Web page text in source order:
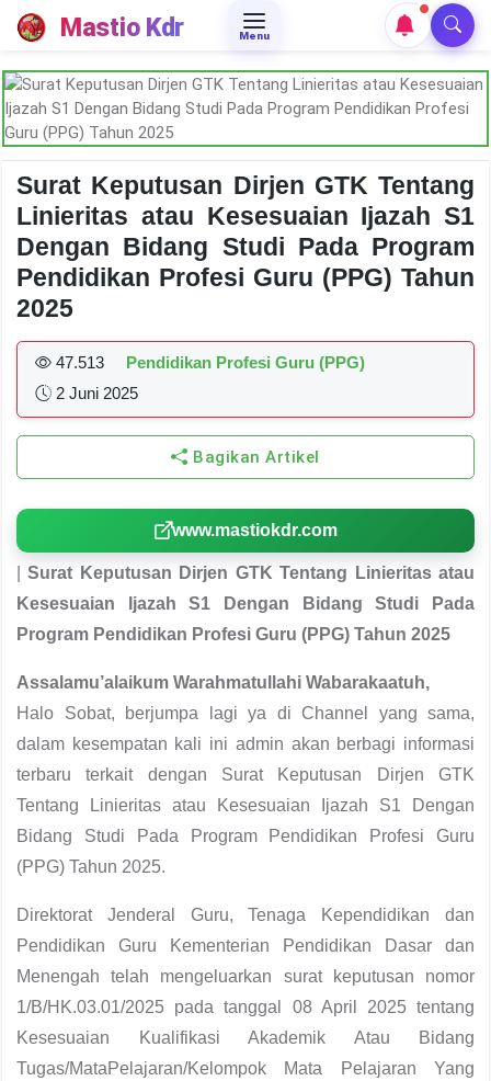
Mastio Kdr Menu
Surat Keputusan Dirjen GTK Tentang
Linieritas atau Kesesuaian Ijazah S1
Dengan Bidang Studi Pada Program
Pendidikan Profesi Guru (PPG) Tahun
2025
47.513
Pendidikan Profesi Guru (PPG)
2 Juni 2025
Bagikan Artikel
www.mastiokdr.com
|Surat Keputusan Dirjen GTK Tentang Linieritas atau
Kesesuaian Ijazah S1 Dengan Bidang Studi Pada
Program Pendidikan Profesi Guru (PPG) Tahun 2025
Assalamu’alaikum Warahmatullahi Wabarakaatuh,
Halo Sobat, berjumpa lagi ya di Channel yang sama,
dalam kesempatan kali ini admin akan berbagi informasi
terbaru terkait dengan Surat Keputusan Dirjen GTK
Tentang Linieritas atau Kesesuaian Ijazah S1 Dengan
Bidang Studi Pada Program Pendidikan Profesi Guru
(PPG) Tahun 2025.
Direktorat Jenderal Guru, Tenaga Kependidikan dan
Pendidikan Guru Kementerian Pendidikan Dasar dan
Menengah telah mengeluarkan surat keputusan nomor
1/B/HK.03.01/2025 pada tanggal 08 April 2025 tentang
Kesesuaian Kualifikasi Akademik Atau Bidang
Tugas/MataPelajaran/Kelompok Mata Pelajaran Yang